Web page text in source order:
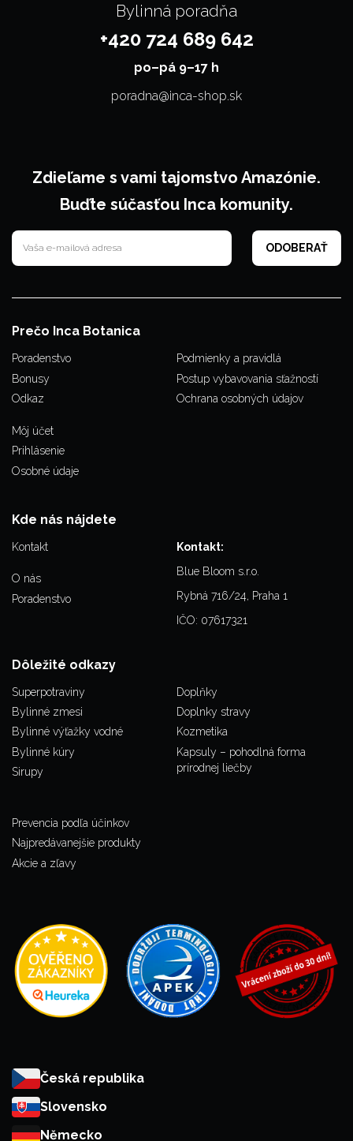
Bylinná poradňa
+420 724 689 642
po–⁠⁠⁠⁠⁠⁠pá 9–17 h
poradna@inca-shop.sk
Zdieľame s vami tajomstvo Amazónie.
Buďte súčasťou Inca komunity.
Prečo Inca Botanica
Poradenstvo
Bonusy
Odkaz
Podmienky a pravidlá
Postup vybavovania sťažností
Ochrana osobných údajov
Môj účet
Prihlásenie
Osobné údaje
Kde nás nájdete
Kontakt
O nás
Poradenstvo
Kontakt:
Blue Bloom s.r.o.
Rybná 716/24, Praha 1
IČO: 07617321
Dôležité odkazy
Superpotraviny
Bylinné zmesi
Bylinné výťažky vodné
Bylinné kúry
Sirupy
Doplňky
Doplnky stravy
Kozmetika
Kapsuly – pohodlná forma
prírodnej liečby
Prevencia podľa účinkov
Najpredávanejšie produkty
Akcie a zľavy
Česká republika
Slovensko
Německo